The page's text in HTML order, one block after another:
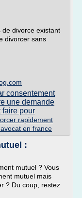
divorce existant
divorcer sans
consentement
une demande
faire pour
rapidement
en france
:
mutuel ? Vous
mutuel mais
? Du coup, restez